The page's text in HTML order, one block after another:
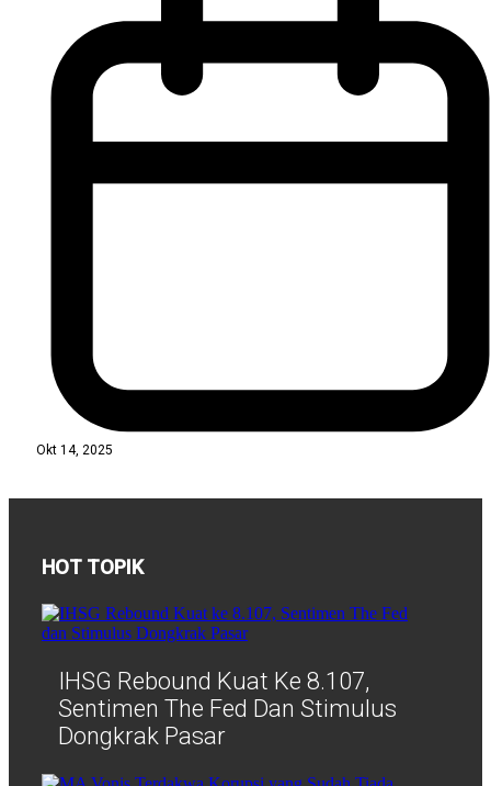
Okt 14, 2025
HOT TOPIK
IHSG Rebound Kuat Ke 8.107,
Sentimen The Fed Dan Stimulus
Dongkrak Pasar